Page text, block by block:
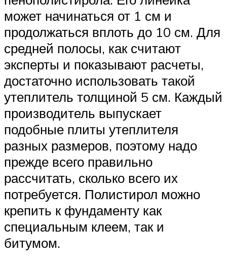
может начинаться от 1 см и
продолжаться вплоть до 10 см. Для
средней полосы, как считают
эксперты и показывают расчеты,
достаточно использовать такой
утеплитель толщиной 5 см. Каждый
производитель выпускает
подобные плиты утеплителя
разных размеров, поэтому надо
прежде всего правильно
рассчитать, сколько всего их
потребуется. Полистирол можно
крепить к фундаменту как
специальным клеем, так и
битумом.